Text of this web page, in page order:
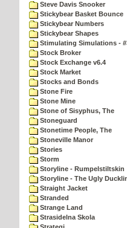
Steve Davis Snooker
Stickybear Basket Bounce
Stickybear Numbers
Stickybear Shapes
Stimulating Simulations -
Stock Broker
Stock Exchange v6.4
Stock Market
Stocks and Bonds
Stone Fire
Stone Mine
Stone of Sisyphus, The
Stoneguard
Stonetime People, The
Stoneville Manor
Stories
Storm
Storyline - Rumpelstiltskin
Storyline - The Ugly
Straight Jacket
Stranded
Strange Land
Strasidelna Skola